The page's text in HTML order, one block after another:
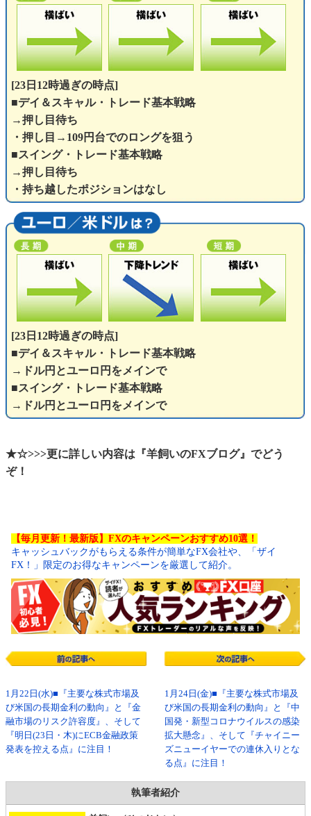
[23日12時過ぎの時点]
■デイ＆スキャル・トレード基本戦略
→押し目待ち
・押し目→109円台でのロングを狙う
■スイング・トレード基本戦略
→押し目待ち
・持ち越したポジションはなし
[23日12時過ぎの時点]
■デイ＆スキャル・トレード基本戦略
→ドル円とユーロ円をメインで
■スイング・トレード基本戦略
→ドル円とユーロ円をメインで
★☆>>>更に詳しい内容は『羊飼いのFXブログ』でどう
ぞ！
【毎月更新！最新版】FXのキャンペーンおすすめ10選！
キャッシュバックがもらえる条件が簡単なFX会社や、「ザイ
FX！」限定のお得なキャンペーンを厳選して紹介。
1月22日(水)■『主要な株式市場及
び米国の長期金利の動向』と『金
融市場のリスク許容度』、そして
『明日(23日・木)にECB金融政策
発表を控える点』に注目！
1月24日(金)■『主要な株式市場及
び米国の長期金利の動向』と『中
国発・新型コロナウイルスの感染
拡大懸念』、そして『チャイニー
ズニューイヤーでの連休入りとな
る点』に注目！
執筆者紹介